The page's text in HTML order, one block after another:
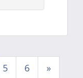
5 6 »